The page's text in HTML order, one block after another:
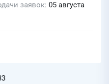
заявок 05 августа